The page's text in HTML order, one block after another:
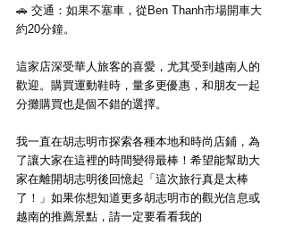
🚗 交通：如果不塞車，從Ben Thanh市場開車大
約20分鐘。
這家店深受華人旅客的喜愛，尤其受到越南人的
歡迎。購買運動鞋時，量多更優惠，和朋友一起
分攤購買也是個不錯的選擇。
我一直在胡志明市探索各種本地和時尚店鋪，為
了讓大家在這裡的時間變得最棒！希望能幫助大
家在離開胡志明後回憶起「這次旅行真是太棒
了！」如果你想知道更多胡志明市的觀光信息或
越南的推薦景點，請一定要看看我的